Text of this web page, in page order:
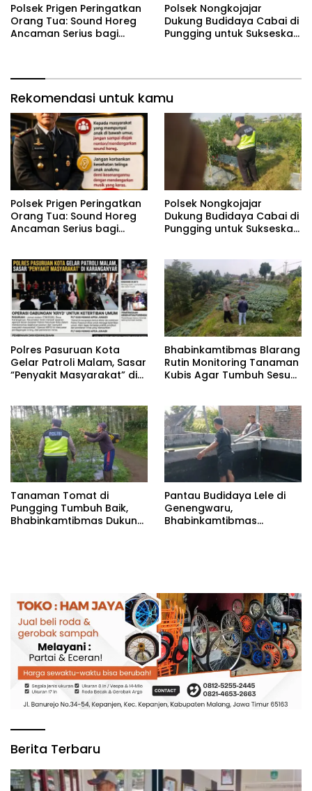
‎Polsek Prigen Peringatkan
Orang Tua: Sound Horeg
Ancaman Serius bagi
Polsek Nongkojajar
Dukung Budidaya Cabai di
Pungging untuk Sukseskan
Rekomendasi untuk kamu
‎Polsek Prigen Peringatkan
Orang Tua: Sound Horeg
Ancaman Serius bagi
Polsek Nongkojajar
Dukung Budidaya Cabai di
Pungging untuk Sukseskan
‎Polres Pasuruan Kota
Gelar Patroli Malam, Sasar
“Penyakit Masyarakat” di
Bhabinkamtibmas Blarang
Rutin Monitoring Tanaman
Kubis Agar Tumbuh Sesuai
Tanaman Tomat di
Pungging Tumbuh Baik,
Bhabinkamtibmas Dukung
Pantau Budidaya Lele di
Genengwaru,
Bhabinkamtibmas
Berita Terbaru